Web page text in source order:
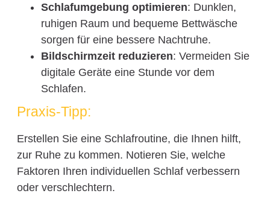
Schlafumgebung optimieren: Dunklen,
ruhigen Raum und bequeme Bettwäsche
sorgen für eine bessere Nachtruhe.
Bildschirmzeit reduzieren: Vermeiden Sie
digitale Geräte eine Stunde vor dem
Schlafen.
Praxis-Tipp:
Erstellen Sie eine Schlafroutine, die Ihnen hilft,
zur Ruhe zu kommen. Notieren Sie, welche
Faktoren Ihren individuellen Schlaf verbessern
oder verschlechtern.